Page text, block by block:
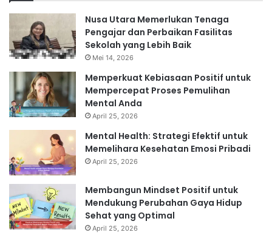
Nusa Utara Memerlukan Tenaga
Pengajar dan Perbaikan Fasilitas
Sekolah yang Lebih Baik
Mei 14, 2026
Memperkuat Kebiasaan Positif untuk
Mempercepat Proses Pemulihan
Mental Anda
April 25, 2026
Mental Health: Strategi Efektif untuk
Memelihara Kesehatan Emosi Pribadi
April 25, 2026
Membangun Mindset Positif untuk
Mendukung Perubahan Gaya Hidup
Sehat yang Optimal
April 25, 2026